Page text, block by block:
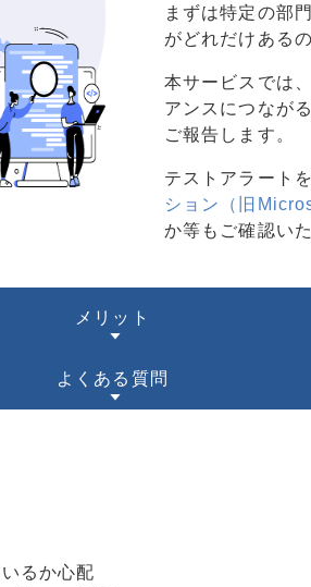
まずは特定の部
がどれだけある
本サービスでは
アンスにつなが
ご報告します。
テストアラート
ション（旧
か等もご確認い
メリット
よくある質問
るか心配